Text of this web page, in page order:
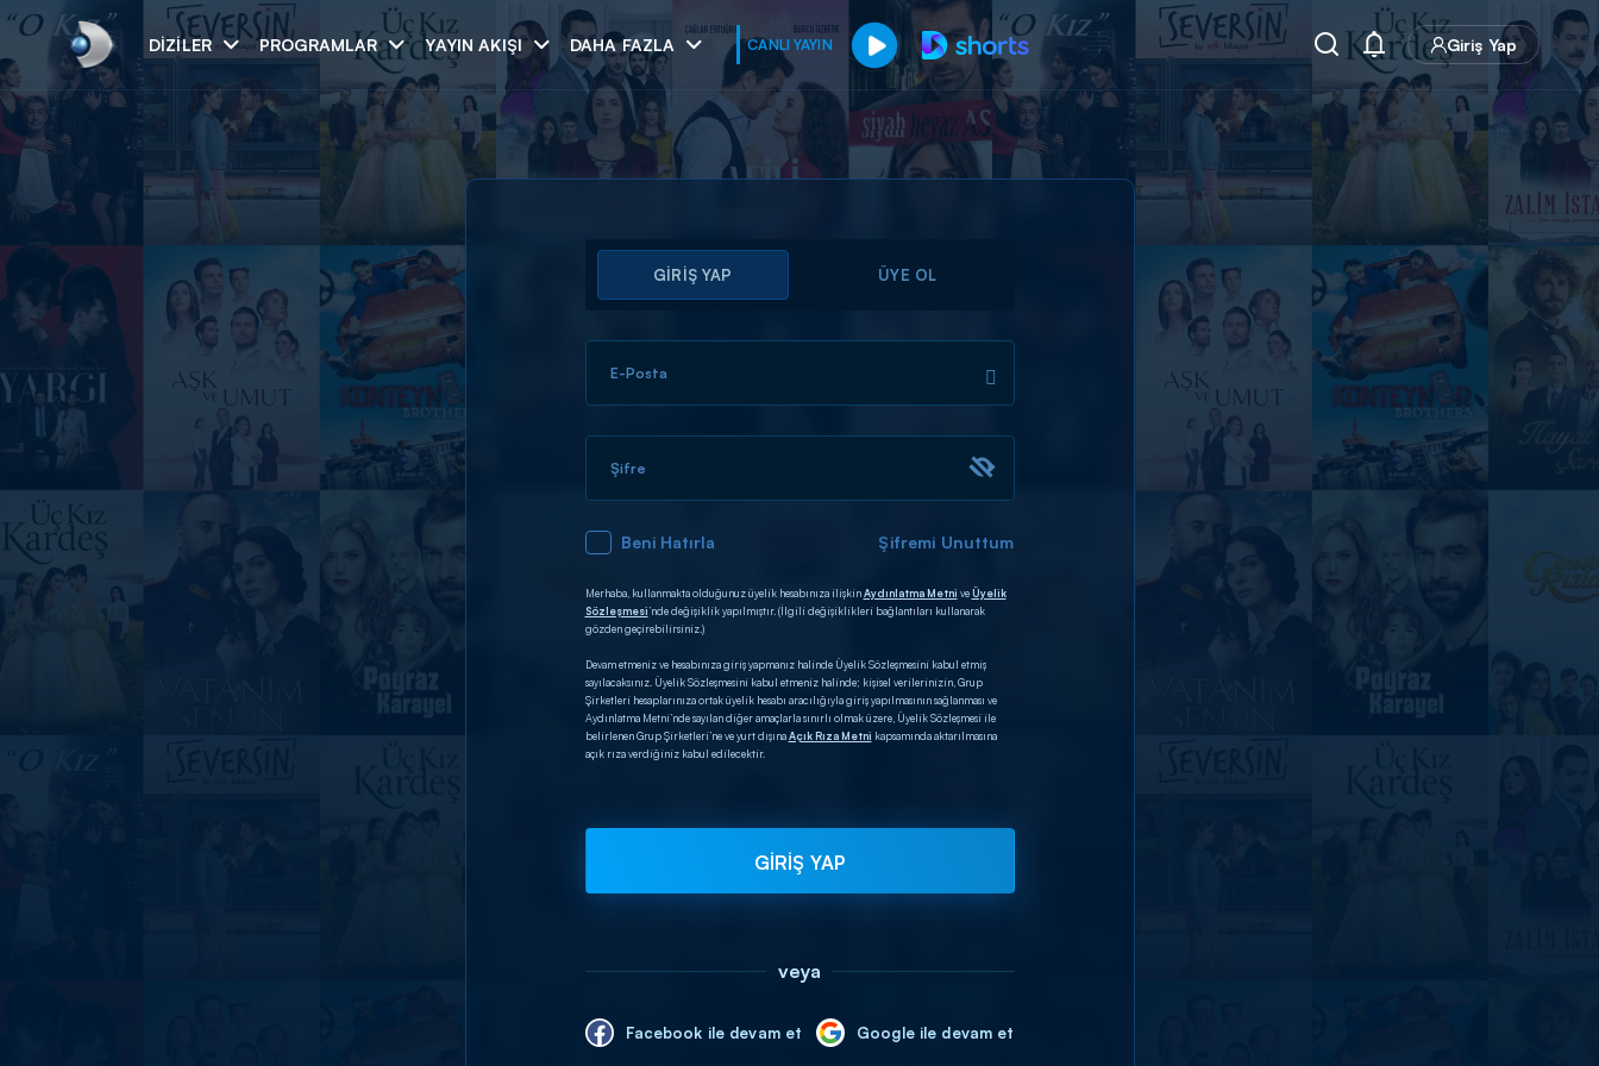
DIZILER PROGRAMLAR YAYIN AKIŞI DAHA FAZLA CANLI YAYIN Giriş Yap
Arama
ARAMA SONUÇLARI
GİRİŞ YAP ÜYE OL
E-Posta
Şifre
Beni Hatırla Şifremi Unuttum
Merhaba, kullanmakta olduğunuz üyelik hesabınıza ilişkinAydınlatma Metni veÜyelik
Sözleşmesi’nde değişiklik yapılmıştır. (İlgili değişiklikleri bağlantıları kullanarak
gözden geçirebilirsiniz.)
Devam etmeniz ve hesabınıza giriş yapmanız halinde Üyelik Sözleşmesini kabul etmiş
sayılacaksınız. Üyelik Sözleşmesini kabul etmeniz halinde; kişisel verilerinizin, Grup
Şirketleri hesaplarınıza ortak üyelik hesabı aracılığıyla giriş yapılmasının sağlanması ve
Aydınlatma Metni’nde sayılan diğer amaçlarla sınırlı olmak üzere, Üyelik Sözleşmesi ile
belirlenen Grup Şirketleri’ne ve yurt dışınaAçık Rıza Metni kapsamında aktarılmasına
açık rıza verdiğiniz kabul edilecektir.
GİRİŞ YAP
veya
Facebook ile devam et Google ile devam et